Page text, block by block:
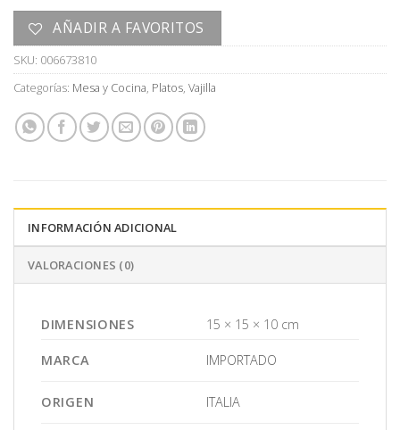
AÑADIR A FAVORITOS
SKU: 006673810
Categorías: Mesa y Cocina, Platos, Vajilla
INFORMACIÓN ADICIONAL
VALORACIONES (0)
DIMENSIONES 15 × 15 × 10 cm
MARCA IMPORTADO
ORIGEN ITALIA